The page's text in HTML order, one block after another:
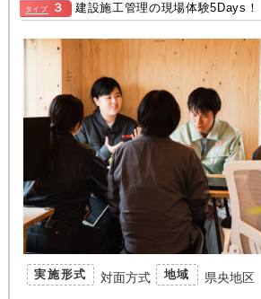
タイプ ３ 建設施工管理の現場体験5Days！
実施形式 対面方式 地域 県央地区